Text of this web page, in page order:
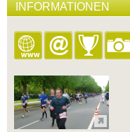
INFORMATIONEN